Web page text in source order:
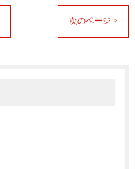
次のページ >